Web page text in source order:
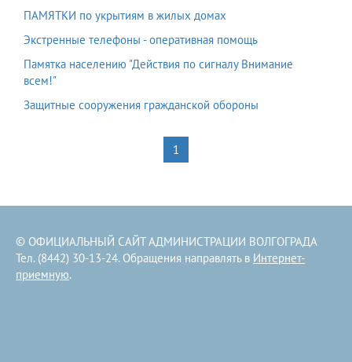
ПАМЯТКИ по укрытиям в жилых домах
Экстренные телефоны - оперативная помощь
Памятка населению "Действия по сигналу Внимание
всем!"
Защитные сооружения гражданской обороны
1
© ОФИЦИАЛЬНЫЙ САЙТ АДМИНИСТРАЦИИ ВОЛГОГРАДА
Тел. (8442) 30-13-24. Обращения направлять в Интернет-
приемную.